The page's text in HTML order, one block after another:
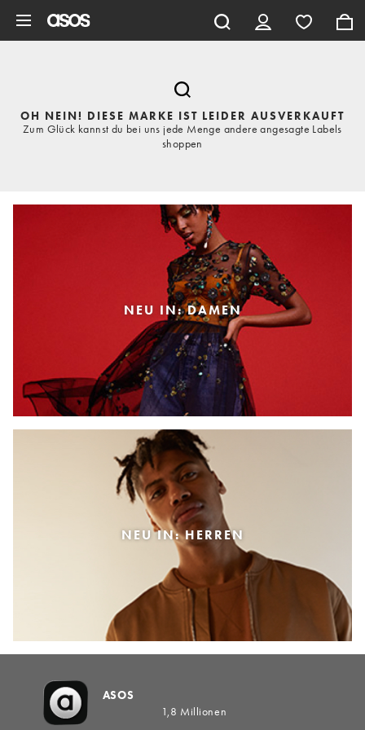
OH NEIN! DIESE MARKE IST LEIDER AUSVERKAUFT
Zum Glück kannst du bei uns jede Menge andere angesagte Labels
shoppen
NEU IN: DAMEN
NEU IN: HERREN
ASOS
1,8 Millionen